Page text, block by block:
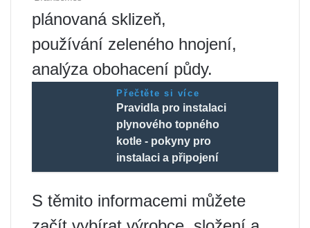
plánovaná sklizeň,
používání zeleného hnojení,
analýza obohacení půdy.
Přečtěte si více
Pravidla pro instalaci
plynového topného
kotle - pokyny pro
instalaci a připojení
S těmito informacemi můžete